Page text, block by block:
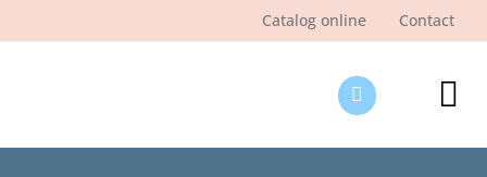
Catalog online Contact